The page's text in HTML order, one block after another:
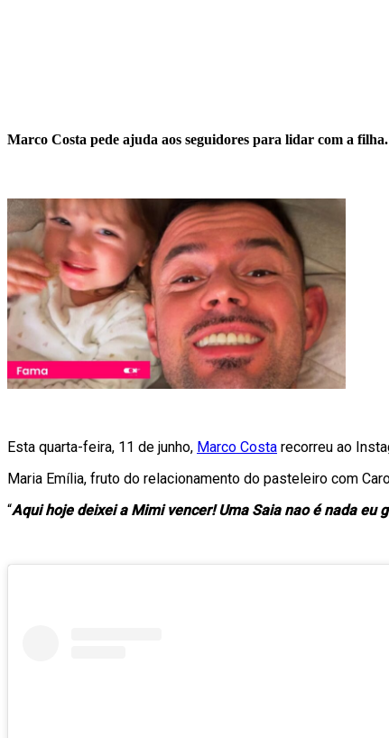
Marco Costa pede ajuda aos seguidores para lidar com a filha.
Esta quarta-feira, 11 de junho, Marco Costa recorreu ao
Maria Emília, fruto do relacionamento do pasteleiro com
“Aqui hoje deixei a Mimi vencer! Uma Saia nao é nada eu